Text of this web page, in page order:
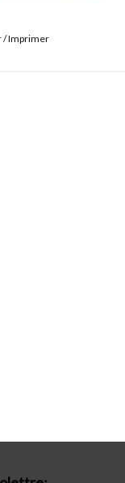
/Imprimer